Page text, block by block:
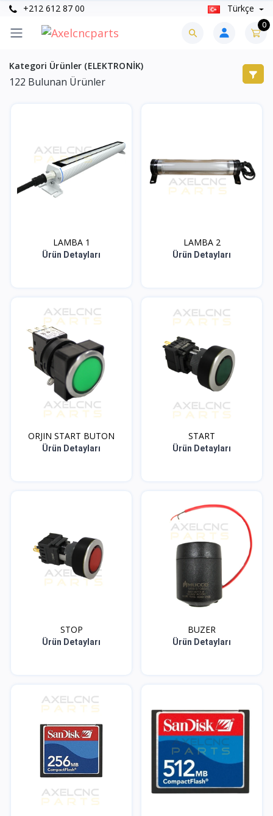
+212 612 87 00 Türkçe
0
Kategori Ürünler (ELEKTRONİK)
122 Bulunan Ürünler
LAMBA 1
Ürün Detayları
LAMBA 2
Ürün Detayları
ORJIN START BUTON
Ürün Detayları
START
Ürün Detayları
STOP
Ürün Detayları
BUZER
Ürün Detayları